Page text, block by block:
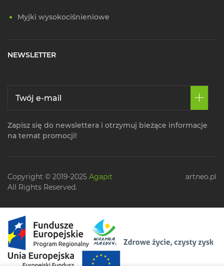
Myjki wysokociśnieniowe
NEWSLETTER
Zapisz się do newslettera i otrzymuj bieżące informacje
na temat promocji!
Copyright © 2019-2025 Agapit
All Rights Reserved.
artneo.pl